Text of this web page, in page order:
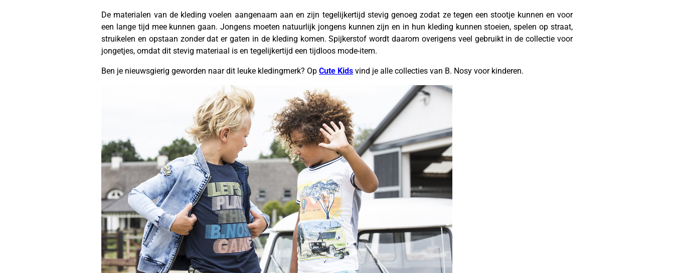
De materialen van de kleding voelen aangenaam aan en zijn tegelijkertijd stevig genoeg zodat ze tegen een stootje kunnen en voor
een lange tijd mee kunnen gaan. Jongens moeten natuurlijk jongens kunnen zijn en in hun kleding kunnen stoeien, spelen op straat,
struikelen en opstaan zonder dat er gaten in de kleding komen. Spijkerstof wordt daarom overigens veel gebruikt in de collectie voor
jongetjes, omdat dit stevig materiaal is en tegelijkertijd een tijdloos mode-item.
Ben je nieuwsgierig geworden naar dit leuke kledingmerk? Op Cute Kids vind je alle collecties van B. Nosy voor kinderen.